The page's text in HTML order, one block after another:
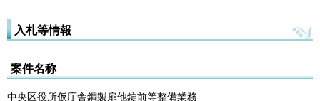
入札等情報
案件名称
中央区役所仮庁舎鋼製扉他錠前等整備業務